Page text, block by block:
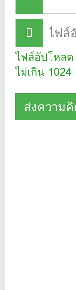
ไฟล์อัปโหล
ไม่เกิน 1024